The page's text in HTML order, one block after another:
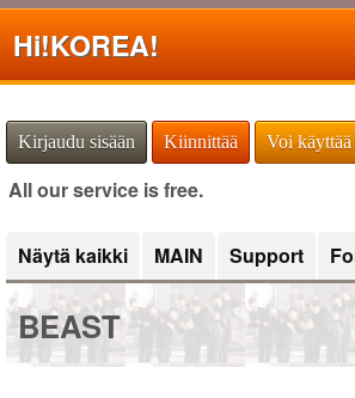
Hi!KOREA!
Kirjaudu sisään Kiinnittää Voi
All our service is free.
Näytä kaikki MAIN Support
BEAST